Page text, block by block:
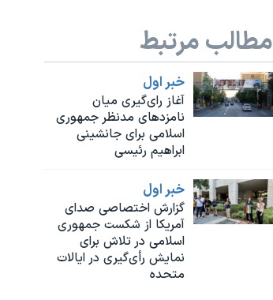
مطالب مرتبط
خبر اول
آغاز رای‌گیری میان
نامزدهای مدنظر جمهوری
اسلامی برای جانشینی
ابراهیم رئیسی
خبر اول
گزارش اختصاصی صدای
آمریکا از شکست جمهوری
اسلامی در تلاش برای
نمایش رأی‌گیری در ایالات
متحده